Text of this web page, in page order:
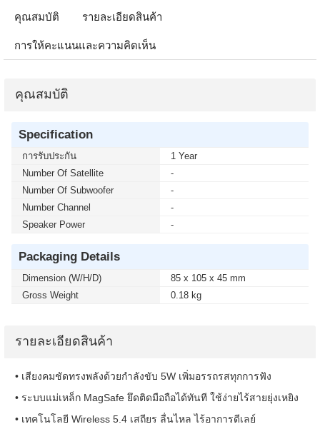
คุณสมบัติ รายละเอียดสินค้า
การให้คะแนนและความคิดเห็น
คุณสมบัติ
Specification
การรับประกัน
1 Year
Number Of Satellite
-
Number Of Subwoofer
-
Number Channel
-
Speaker Power
-
Packaging Details
Dimension (W/H/D)
85 x 105 x 45 mm
Gross Weight
0.18 kg
รายละเอียดสินค้า
• เสียงคมชัดทรงพลังด้วยกำลังขับ 5W เพิ่มอรรถรสทุกการฟัง
• ระบบแม่เหล็ก MagSafe ยึดติดมือถือได้ทันที ใช้ง่ายไร้สายยุ่งเหยิง
• เทคโนโลยี Wireless 5.4 เสถียร ลื่นไหล ไร้อาการดีเลย์